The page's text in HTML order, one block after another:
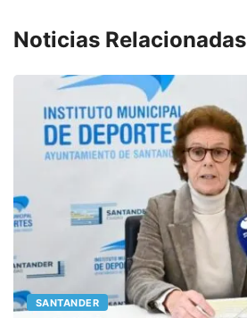
Noticias Relacionadas
SANTANDER